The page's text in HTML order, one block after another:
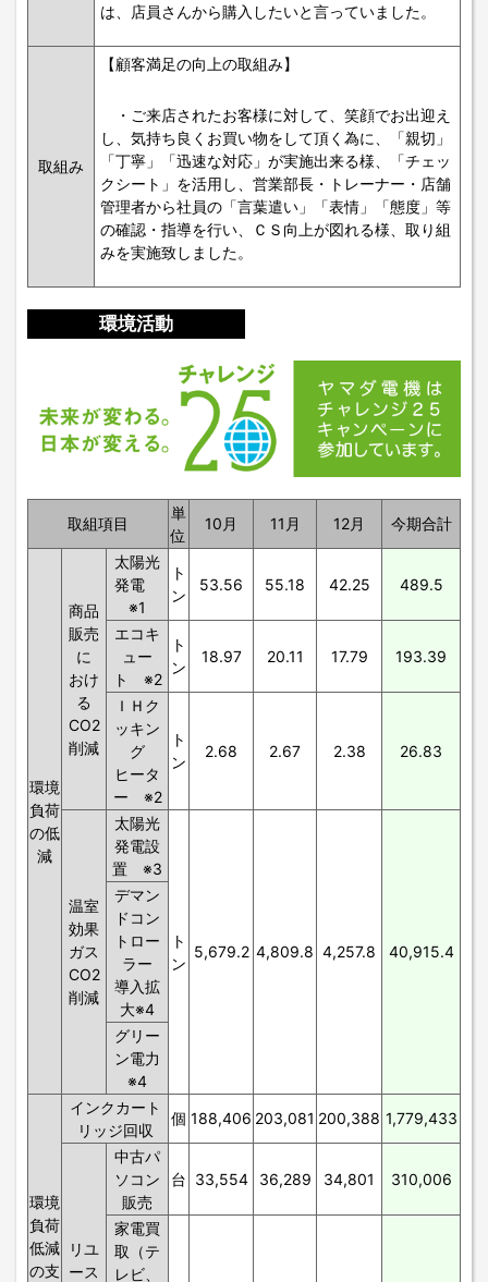
は、店員さんから購入したいと言っていました。
取組み
【顧客満足の向上の取組み】
・ご来店されたお客様に対して、笑顔でお出迎え
し、気持ち良くお買い物をして頂く為に、「親切」
「丁寧」「迅速な対応」が実施出来る様、「チェッ
クシート」を活用し、営業部長・トレーナー・店舗
管理者から社員の「言葉遣い」「表情」「態度」等
の確認・指導を行い、ＣＳ向上が図れる様、取り組
みを実施致しました。
環境活動
取組項目
単
位
10月 11月 12月 今期合計
環境
負荷
の低
減
商品
販売
に
おけ
る
CO2
削減
太陽光
発電
※1
ト
ン
53.56 55.18 42.25 489.5
エコキ
ュー
ト ※2
ト
ン
18.97 20.11 17.79 193.39
ＩＨク
ッキン
グ
ヒータ
ー ※2
ト
ン
2.68 2.67 2.38 26.83
温室
効果
ガス
CO2
削減
太陽光
発電設
置 ※3
ト
ン
5,679.2 4,809.8 4,257.8 40,915.4
デマン
ドコン
トロー
ラー
導入拡
大※4
グリー
ン電力
※4
環境
負荷
低減
の支
インクカート
リッジ回収
個 188,406 203,081 200,388 1,779,433
リユ
ース
中古パ
ソコン
販売
台 33,554 36,289 34,801 310,006
家電買
取（テ
レビ、